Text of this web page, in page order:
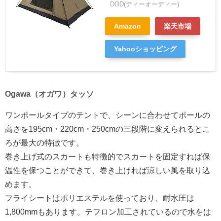
DOD(ディーオーディー)
Amazon 楽天市場
Yahooショッピング
Ogawa（オガワ）タッソ
ワンポールタイプのテントで、シーンに合わせてポールの
高さを195cm・220cm・250cmの三段階に変えられるとこ
ろが最大の特徴です。
巻き上げ式のスカートも特徴的でスカートを固定すれば保
温性を保つことができて、巻き上げれば涼しい風を取り込
めます。
フライシートはポリエステルを使っており、耐水圧は
1,800mmもあります。テフロン加工されているので水をは